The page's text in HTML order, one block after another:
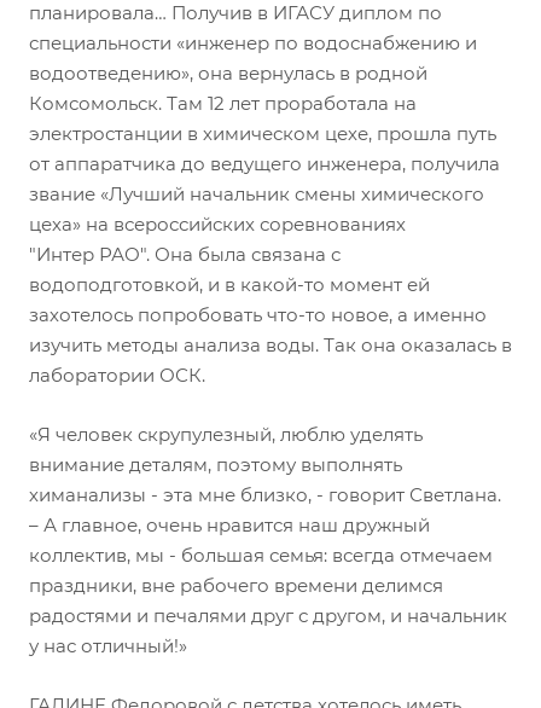
планировала… Получив в ИГАСУ диплом по
специальности «инженер по водоснабжению и
водоотведению», она вернулась в родной
Комсомольск. Там 12 лет проработала на
электростанции в химическом цехе, прошла путь
от аппаратчика до ведущего инженера, получила
звание «Лучший начальник смены химического
цеха» на всероссийских соревнованиях
"Интер РАО". Она была связана с
водоподготовкой, и в какой-то момент ей
захотелось попробовать что-то новое, а именно
изучить методы анализа воды. Так она оказалась в
лаборатории ОСК.
«Я человек скрупулезный, люблю уделять
внимание деталям, поэтому выполнять
химанализы - эта мне близко, - говорит Светлана.
– А главное, очень нравится наш дружный
коллектив, мы - большая семья: всегда отмечаем
праздники, вне рабочего времени делимся
радостями и печалями друг с другом, и начальник
у нас отличный!»